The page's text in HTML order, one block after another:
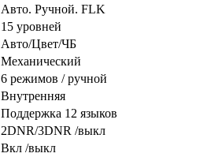
Авто. Ручной. FLK
15 уровней
Авто/Цвет/ЧБ
Механический
6 режимов / ручной
Внутренняя
Поддержка 12 языков
2DNR/3DNR /выкл
Вкл /выкл